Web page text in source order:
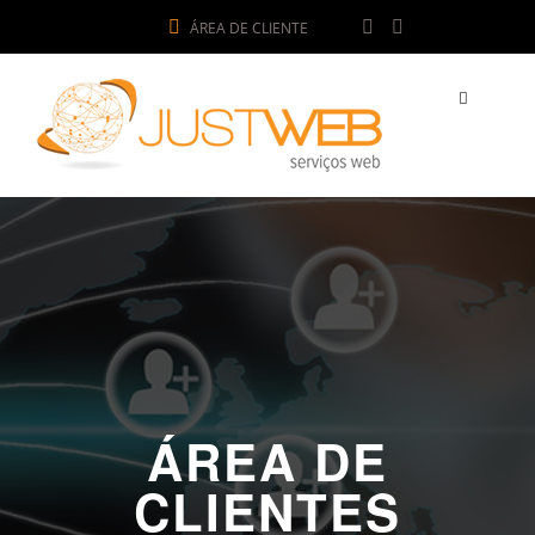
ÁREA DE CLIENTE
ÁREA DE
CLIENTES